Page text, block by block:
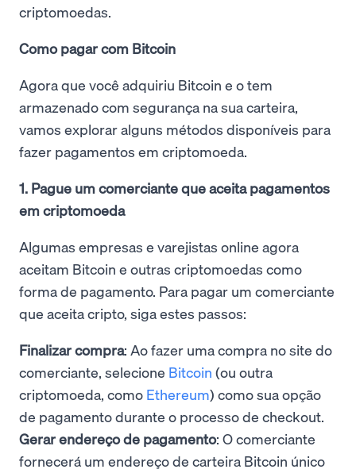
criptomoedas.
Como pagar com Bitcoin
Agora que você adquiriu Bitcoin e o tem
armazenado com segurança na sua carteira,
vamos explorar alguns métodos disponíveis para
fazer pagamentos em criptomoeda.
1. Pague um comerciante que aceita pagamentos
em criptomoeda
Algumas empresas e varejistas online agora
aceitam Bitcoin e outras criptomoedas como
forma de pagamento. Para pagar um comerciante
que aceita cripto, siga estes passos:
Finalizar compra: Ao fazer uma compra no site do
comerciante, selecione Bitcoin (ou outra
criptomoeda, como Ethereum) como sua opção
de pagamento durante o processo de checkout.
Gerar endereço de pagamento: O comerciante
fornecerá um endereço de carteira Bitcoin único